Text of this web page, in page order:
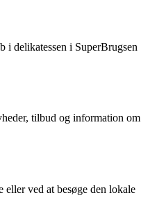
i delikatessen i SuperBrugsen
tilbud og information om
ved at besøge den lokale